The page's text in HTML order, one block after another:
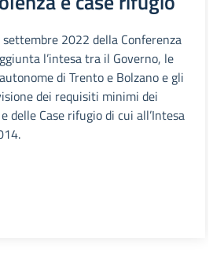
2022 della Conferenza
l’intesa tra il Governo, le
di Trento e Bolzano e gli
dei requisiti minimi dei
delle Case rifugio di cui all’Intesa